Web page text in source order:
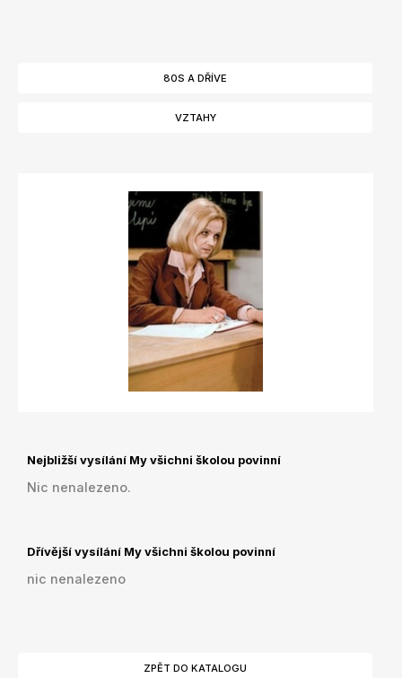
80S A DŘÍVE
VZTAHY
Nejbližší vysílání My všichni školou povinní
Nic nenalezeno.
Dřívější vysílání My všichni školou povinní
nic nenalezeno
ZPĚT DO KATALOGU